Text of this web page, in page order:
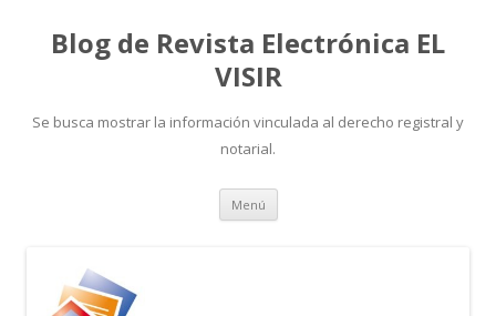
Blog de Revista Electrónica EL
VISIR
Se busca mostrar la información vinculada al derecho registral y
notarial.
Menú Ir
contenido